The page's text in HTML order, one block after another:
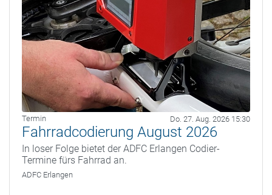
Termin Do. 27. Aug. 2026 15:30
Fahrradcodierung August 2026
In loser Folge bietet der ADFC Erlangen Codier-
Termine fürs Fahrrad an.
ADFC Erlangen